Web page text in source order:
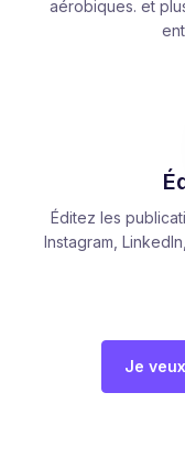
aérobiques. et
Éditez les
Instagram,
Je